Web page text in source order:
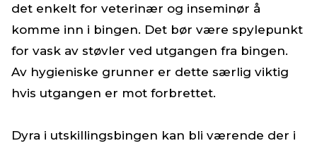
det enkelt for veterinær og inseminør å
komme inn i bingen. Det bør være spylepunkt
for vask av støvler ved utgangen fra bingen.
Av hygieniske grunner er dette særlig viktig
hvis utgangen er mot forbrettet.
Dyra i utskillingsbingen kan bli værende der i